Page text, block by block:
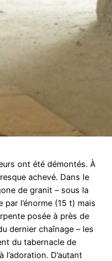
ont été démontés. À
achevé. Dans le
de granit – sous la
l’énorme (15 t) mais
posée à près de
dernier chaînage – les
du tabernacle de
D’autant